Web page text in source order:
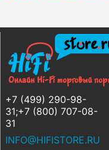
+7 (499) 290-98-
31;+7 (800) 707-08-
31
INFO@HIFISTORE.RU